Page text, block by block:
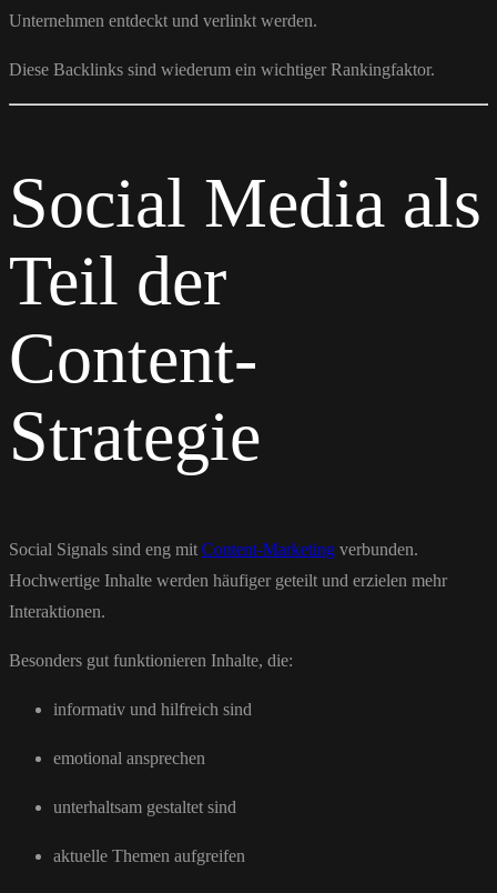
Unternehmen entdeckt und verlinkt werden.
Diese Backlinks sind wiederum ein wichtiger Rankingfaktor.
Social Media als
Teil der
Content-
Strategie
Social Signals sind eng mit Content-Marketing verbunden.
Hochwertige Inhalte werden häufiger geteilt und erzielen mehr
Interaktionen.
Besonders gut funktionieren Inhalte, die:
informativ und hilfreich sind
emotional ansprechen
unterhaltsam gestaltet sind
aktuelle Themen aufgreifen